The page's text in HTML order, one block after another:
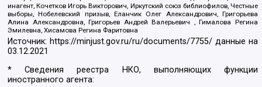
инагент, Кочетков Игорь Викторович, Иркутский союз библиофилов, Честные
выборы, Нобелевский призыв, Еланчик Олег Александрович, Григорьева
Алина Александровна, Григорьев Андрей Валерьевич , Гималова Регина
Эмилевна, Хисамова Регина Фаритовна
Источник: https://minjust.gov.ru/ru/documents/7755/ данные на
03.12.2021
* Сведения реестра НКО, выполняющих функции
иностранного агента: